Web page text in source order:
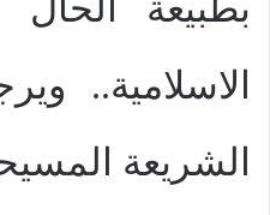
الاسلامية..
الشريعة